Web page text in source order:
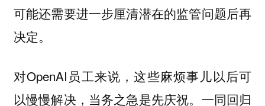
可能还需要进一步厘清潜在的监管问题后再
决定。
对OpenAI员工来说，这些麻烦事儿以后可
以慢慢解决，当务之急是先庆祝。一同回归